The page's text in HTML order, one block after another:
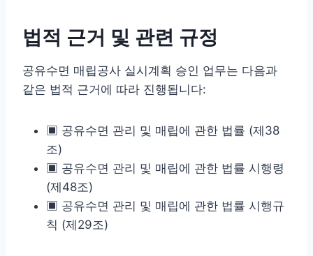
법적 근거 및 관련 규정
공유수면 매립공사 실시계획 승인 업무는 다음과
같은 법적 근거에 따라 진행됩니다:
▣ 공유수면 관리 및 매립에 관한 법률 (제38
조)
▣ 공유수면 관리 및 매립에 관한 법률 시행령
(제48조)
▣ 공유수면 관리 및 매립에 관한 법률 시행규
칙 (제29조)